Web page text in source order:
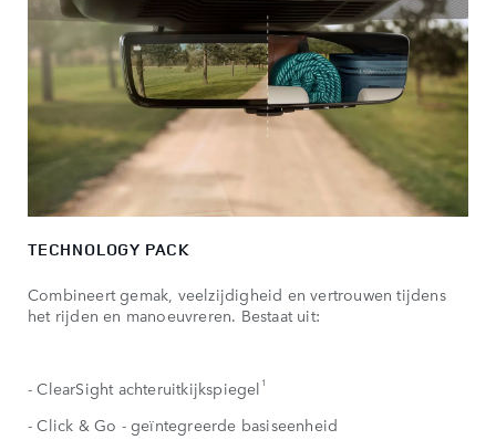
TECHNOLOGY PACK
Combineert gemak, veelzijdigheid en vertrouwen tijdens
het rijden en manoeuvreren. Bestaat uit:
- ClearSight achteruitkijkspiegel 1
- Click & Go - geïntegreerde basiseenheid